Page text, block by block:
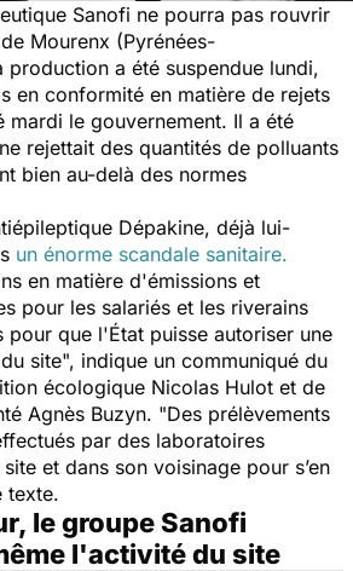
Sanofi ne pourra pas rouvrir
Mourenx (Pyrénées-
production a été suspendue lundi,
en conformité en matière de rejets
mardi le gouvernement. Il a été
rejettait des quantités de polluants
bien au-delà des normes
Dépakine, déjà lui-
un énorme scandale sanitaire.
en matière d'émissions et
pour les salariés et les riverains
pour que l'État puisse autoriser une
site", indique un communiqué du
écologique Nicolas Hulot et de
Agnès Buzyn. "Des prélèvements
par des laboratoires
et dans son voisinage pour s’en
texte.
le groupe Sanofi
l'activité du site